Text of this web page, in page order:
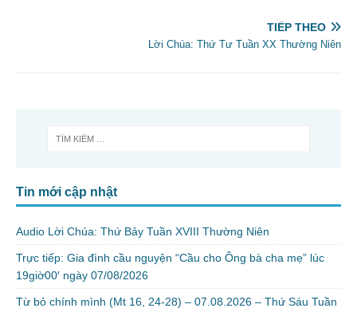
TIẾP THEO
Lời Chúa: Thứ Tư Tuần XX Thường Niên
Tin mới cập nhật
Audio Lời Chúa: Thứ Bảy Tuần XVIII Thường Niên
Trực tiếp: Gia đình cầu nguyện “Cầu cho Ông bà cha mẹ” lúc
19giờ00′ ngày 07/08/2026
Từ bỏ chính mình (Mt 16, 24-28) – 07.08.2026 – Thứ Sáu Tuần